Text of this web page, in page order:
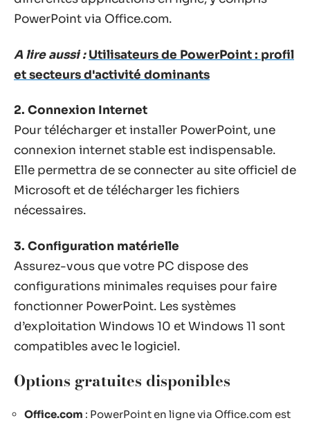
PowerPoint via Office.com.
A lire aussi : Utilisateurs de PowerPoint : profil
et secteurs d'activité dominants
2. Connexion Internet
Pour télécharger et installer PowerPoint, une
connexion internet stable est indispensable.
Elle permettra de se connecter au site officiel de
Microsoft et de télécharger les fichiers
nécessaires.
3. Configuration matérielle
Assurez-vous que votre PC dispose des
configurations minimales requises pour faire
fonctionner PowerPoint. Les systèmes
d’exploitation Windows 10 et Windows 11 sont
compatibles avec le logiciel.
Options gratuites disponibles
Office.com : PowerPoint en ligne via Office.com est